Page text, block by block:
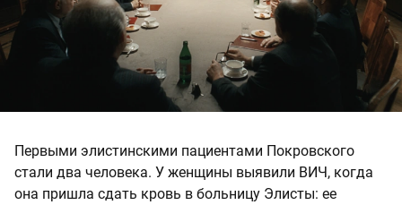
Первыми элистинскими пациентами Покровского
стали два человека. У женщины выявили ВИЧ, когда
она пришла сдать кровь в больницу Элисты: ее